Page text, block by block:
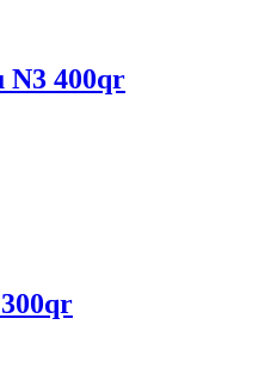
N3 400qr